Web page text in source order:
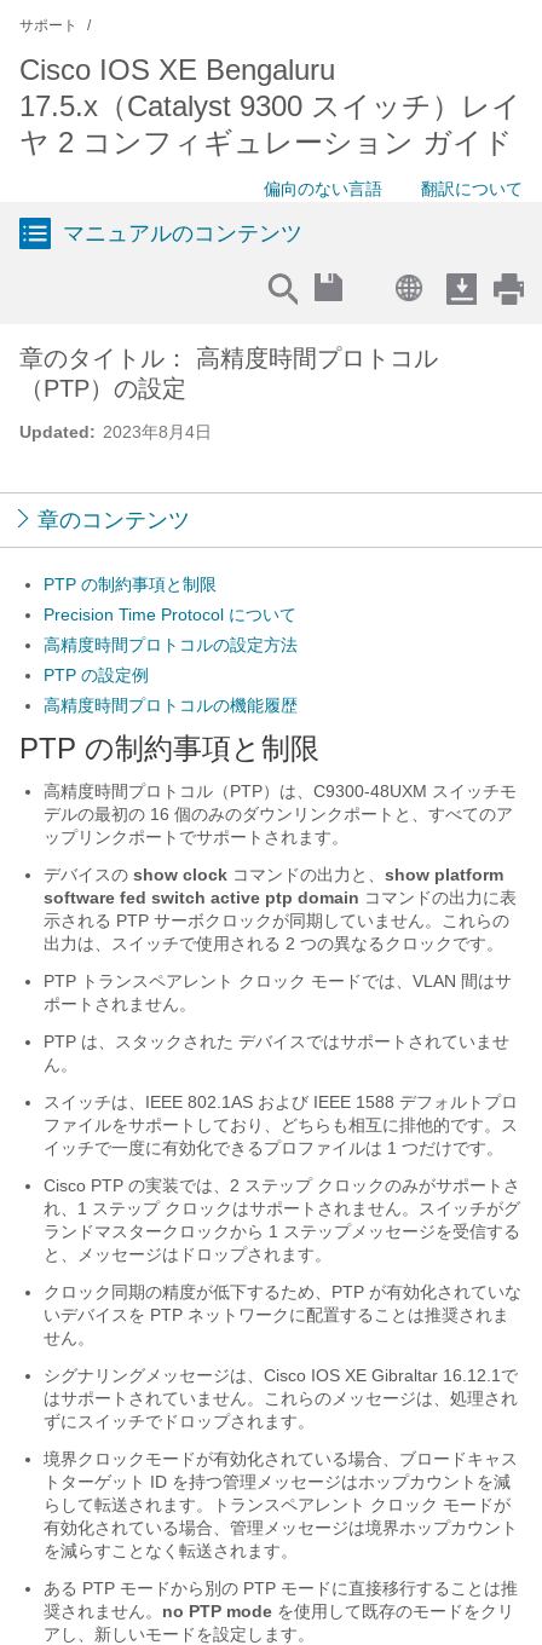
サポート
Cisco IOS XE Bengaluru
17.5.x（Catalyst 9300 スイッチ）レイ
ヤ 2 コンフィギュレーション ガイド
偏向のない言語 翻訳について
マニュアルのコンテンツ
Updated: 2023年8月4日
章のタイトル： 高精度時間プロトコル
（PTP）の設定
章のコンテンツ
PTP の制約事項と制限
Precision Time Protocol について
高精度時間プロトコルの設定方法
PTP の設定例
高精度時間プロトコルの機能履歴
PTP の制約事項と制限
高精度時間プロトコル（PTP）は、C9300-48UXM スイッチモ
デルの最初の 16 個のみのダウンリンクポートと、すべてのア
ップリンクポートでサポートされます。
デバイスの show clock コマンドの出力と、 show platform
software fed switch active ptp domain コマンドの出力に表
示される PTP サーボクロックが同期していません。これらの
出力は、スイッチで使用される 2 つの異なるクロックです。
PTP トランスペアレント クロック モードでは、VLAN 間はサ
ポートされません。
PTP は、
スタックされた デバイスではサポートされていませ
ん。
スイッチは、IEEE 802.1AS および IEEE 1588 デフォルトプロ
ファイルをサポートしており、どちらも相互に排他的です。ス
イッチで一度に有効化できるプロファイルは 1 つだけです。
Cisco PTP の実装では、2 ステップ クロックのみがサポートさ
れ、1 ステップ クロックはサポートされません。スイッチがグ
ランドマスタークロックから 1 ステップメッセージを受信する
と、メッセージはドロップされます。
クロック同期の精度が低下するため、PTP が有効化されていな
いデバイスを PTP ネットワークに配置することは推奨されま
せん。
シグナリングメッセージは、Cisco IOS XE Gibraltar 16.12.1で
はサポートされていません。これらのメッセージは、処理され
ずにスイッチでドロップされます。
境界クロックモードが有効化されている場合、ブロードキャス
トターゲット ID を持つ管理メッセージはホップカウントを減
らして転送されます。トランスペアレント クロック モードが
有効化されている場合、管理メッセージは境界ホップカウント
を減らすことなく転送されます。
ある PTP モードから別の PTP モードに直接移行することは推
奨されません。 no PTP mode を使用して既存のモードをクリ
アし、新しいモードを設定します。